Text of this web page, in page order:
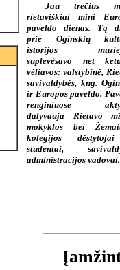
Jau trečius
rietaviškiai mini
paveldo dienas. Tą
prie Oginskių
istorijos
suplevėsavo net
vėliavos: valstybinė,
savivaldybės, kng.
ir Europos paveldo.
renginiuose
dalyvauja Rietavo
mokyklos bei
kolegijos
studentai,
administracijos vadovai.